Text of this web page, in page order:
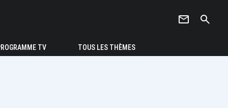
newsletter search
TV TOUS LES THÈMES